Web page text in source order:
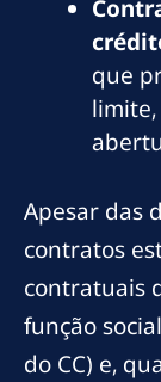
que
Apesar das
contratos
contratuais
função
do CC) e,